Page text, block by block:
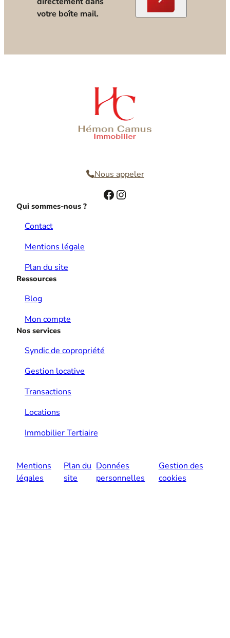
votre boîte mail.
Nous appeler
Facebook Instagram
Qui sommes-nous ?
Contact
Mentions légale
Plan du site
Ressources
Blog
Mon compte
Nos services
Syndic de copropriété
Gestion locative
Transactions
Locations
Immobilier Tertiaire
Mentions
légales
Plan du
site
Données
personnelles
Gestion des
cookies